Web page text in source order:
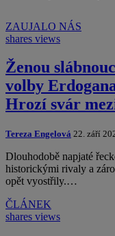
ZAUJALO NÁS
shares views
Ženou
volby
Hrozí svár
Tereza Engelová 22. září
Dlouhodobě napjaté
historickými rivaly a
opět vyostřily.…
ČLÁNEK
shares views